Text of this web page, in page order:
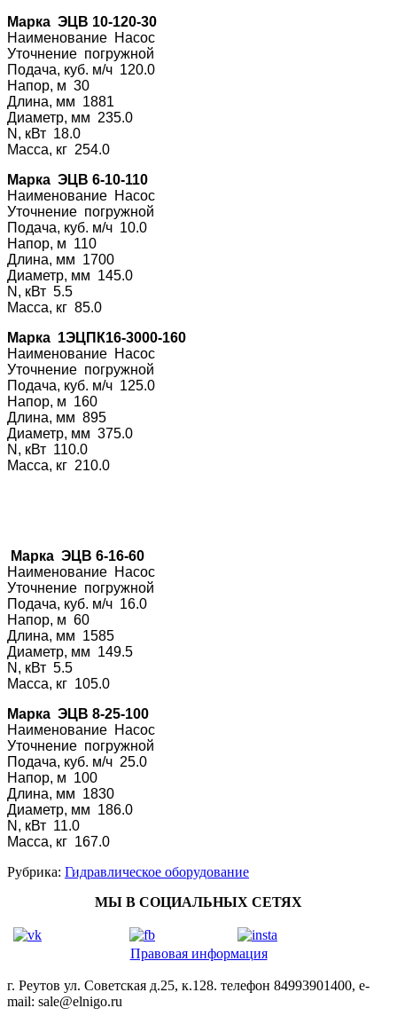
Марка ЭЦВ 10-120-30
Наименование Насос
Уточнение погружной
Подача, куб. м/ч 120.0
Напор, м 30
Длина, мм 1881
Диаметр, мм 235.0
N, кВт 18.0
Масса, кг 254.0
Марка ЭЦВ 6-10-110
Наименование Насос
Уточнение погружной
Подача, куб. м/ч 10.0
Напор, м 110
Длина, мм 1700
Диаметр, мм 145.0
N, кВт 5.5
Масса, кг 85.0
Марка 1ЭЦПК16-3000-160
Наименование Насос
Уточнение погружной
Подача, куб. м/ч 125.0
Напор, м 160
Длина, мм 895
Диаметр, мм 375.0
N, кВт 110.0
Масса, кг 210.0
Марка ЭЦВ 6-16-60
Наименование Насос
Уточнение погружной
Подача, куб. м/ч 16.0
Напор, м 60
Длина, мм 1585
Диаметр, мм 149.5
N, кВт 5.5
Масса, кг 105.0
Марка ЭЦВ 8-25-100
Наименование Насос
Уточнение погружной
Подача, куб. м/ч 25.0
Напор, м 100
Длина, мм 1830
Диаметр, мм 186.0
N, кВт 11.0
Масса, кг 167.0
Рубрика: Гидравлическое оборудование
МЫ В СОЦИАЛЬНЫХ СЕТЯХ
Правовая информация
г. Реутов ул. Советская д.25, к.128. телефон 84993901400, e-
mail: sale@elnigo.ru